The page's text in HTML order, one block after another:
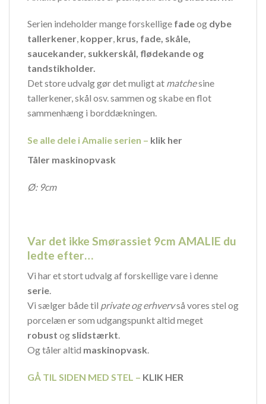
Serien indeholder mange forskellige fadeog dybe
tallerkener, kopper, krus, fade, skåle,
saucekander, sukkerskål, flødekande og
tandstikholder.
Det store udvalg gør det muligt at matchesine
tallerkener, skål osv. sammen og skabe en flot
sammenhæng i borddækningen.
Se alle dele i Amalie serien – klik her
Tåler maskinopvask
Ø: 9cm
Var det ikke Smørassiet 9cm AMALIE du
ledte efter…
Vi har et stort udvalg af forskellige vare i denne
serie.
Vi sælger både til private og erhvervså vores stel og
porcelæn er som udgangspunkt altid meget
robust og slidstærkt.
Og tåler altid maskinopvask.
GÅ TIL SIDEN MED STEL – KLIK HER